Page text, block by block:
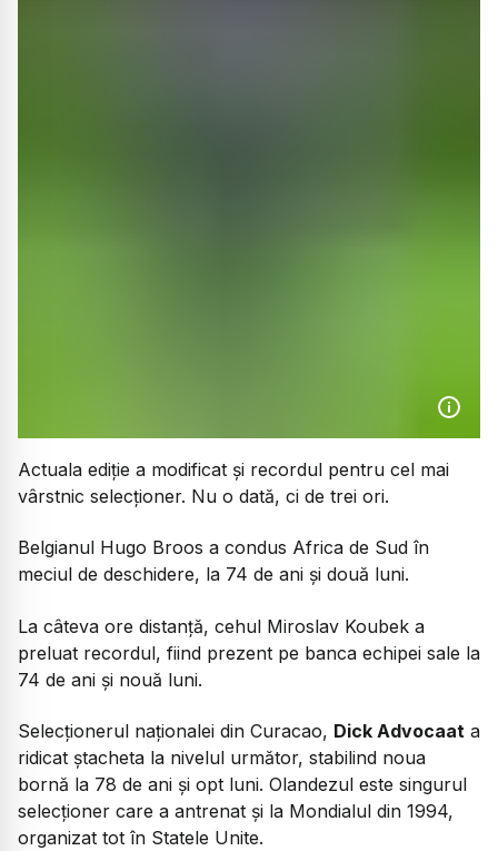
Actuala ediție a modificat și recordul pentru cel mai
vârstnic selecționer. Nu o dată, ci de trei ori.
Belgianul Hugo Broos a condus Africa de Sud în
meciul de deschidere, la 74 de ani și două luni.
La câteva ore distanță, cehul Miroslav Koubek a
preluat recordul, fiind prezent pe banca echipei sale la
74 de ani și nouă luni.
Selecționerul naționalei din Curacao, Dick Advocaat a
ridicat ștacheta la nivelul următor, stabilind noua
bornă la 78 de ani și opt luni. Olandezul este singurul
selecționer care a antrenat și la Mondialul din 1994,
organizat tot în Statele Unite.